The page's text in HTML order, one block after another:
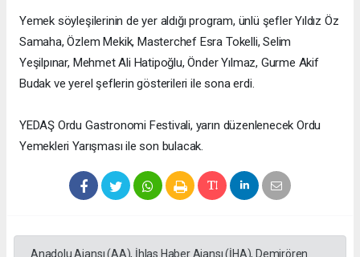
Yemek söyleşilerinin de yer aldığı program, ünlü şefler Yıldız Öz
Samaha, Özlem Mekik, Masterchef Esra Tokelli, Selim
Yeşilpınar, Mehmet Ali Hatipoğlu, Önder Yılmaz, Gurme Akif
Budak ve yerel şeflerin gösterileri ile sona erdi.
YEDAŞ Ordu Gastronomi Festivali, yarın düzenlenecek Ordu
Yemekleri Yarışması ile son bulacak.
Anadolu Ajansı (AA), İhlas Haber Ajansı (İHA), Demirören